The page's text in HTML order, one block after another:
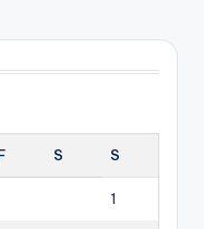
S S
1